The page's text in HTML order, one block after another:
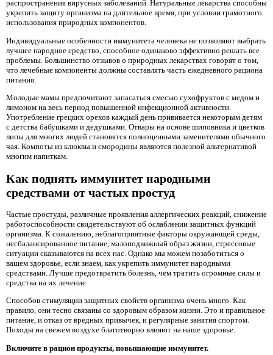
распространения вирусных заболеваний. Натуральные лекарства способны
укрепить защиту организма на длительное время, при условии грамотного
использования природных компонентов.
Индивидуальные особенности иммунитета человека не позволяют выбрать
лучшее народное средство, способное одинаково эффективно решать все
проблемы. Большинство отзывов о природных лекарствах говорят о том,
что лечебные компоненты должны составлять часть ежедневного рациона
питания.
Молодые мамы предпочитают запасаться смесью сухофруктов с медом и
лимоном на весь период повышенной инфекционной активности.
Употребление грецких орехов каждый день прививается некоторым детям
с детства бабушками и дедушками. Отвары на основе шиповника и цветков
липы для многих людей становятся полноценными заменителями обычного
чая. Компоты из клюквы и смородины являются полезной альтернативой
многим напиткам.
Как поднять иммунитет народными
средствами от частых простуд
Частые простуды, различные проявления аллергических реакций, снижение
работоспособности свидетельствуют об ослаблении защитных функций
организма. К сожалению, неблагоприятные факторы окружающей среды,
несбалансированное питание, малоподвижный образ жизни, стрессовые
ситуации сказываются на всех нас. Однако мы можем позаботиться о
вашем здоровье, если знаем, как укрепить иммунитет народными
средствами. Лучше предотвратить болезнь, чем тратить огромные силы и
средства на их лечение.
Способов стимуляции защитных свойств организма очень много. Как
правило, они тесно связаны со здоровым образом жизни. Это и правильное
питание, и отказ от вредных привычек, и регулярные занятия спортом.
Походы на свежем воздухе благотворно влияют на наше здоровье.
Включите в рацион продукты, повышающие иммунитет.